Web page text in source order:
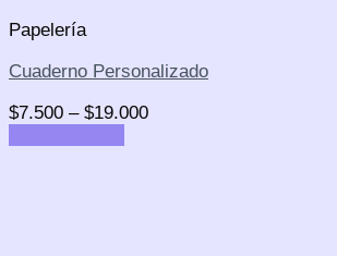
Papelería
Cuaderno Personalizado
$7.500 – $19.000